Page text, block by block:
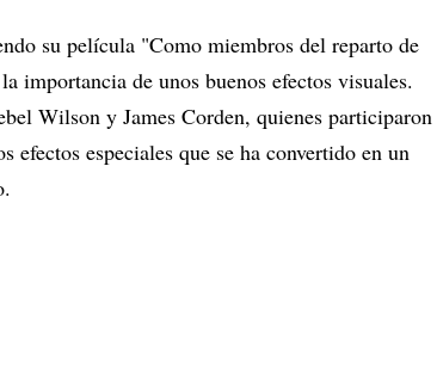
su película "Como miembros del reparto de
importancia de unos buenos efectos visuales.
Wilson y James Corden, quienes participaron
efectos especiales que se ha convertido en un